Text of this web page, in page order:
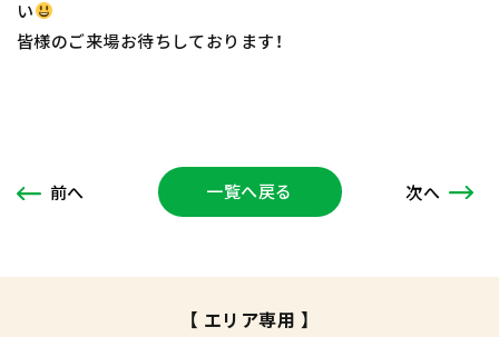
い
皆様のご来場お待ちしております！
前へ 一覧へ戻る 次へ
【 エリア専用 】